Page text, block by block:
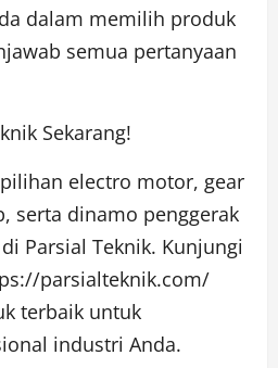
dalam memilih produk
semua pertanyaan
Sekarang!
electro motor, gear
serta dinamo penggerak
Parsial Teknik. Kunjungi
parsialteknik.com/
terbaik untuk
industri Anda.